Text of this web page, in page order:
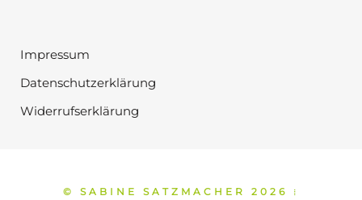
Impressum
Datenschutzerklärung
Widerrufserklärung
© SABINE SATZMACHER 2026 ⁞